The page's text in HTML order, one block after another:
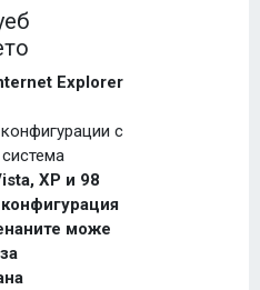
Explorer
с
XP и 98
може